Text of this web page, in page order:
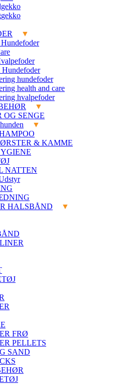
hundefoder
health and care
hvalpefoder
OG SENGE
& KAMME
NATTEN
HALSBÅND
FRØ
PELLETS
SAND